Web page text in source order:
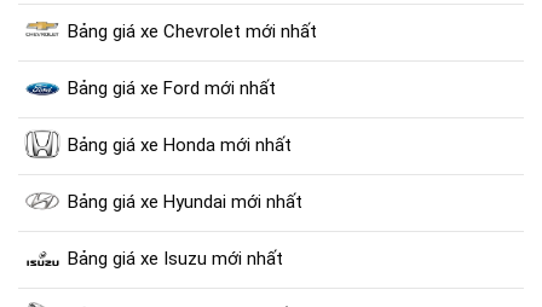
Bảng giá xe Chevrolet mới nhất
Bảng giá xe Ford mới nhất
Bảng giá xe Honda mới nhất
Bảng giá xe Hyundai mới nhất
Bảng giá xe Isuzu mới nhất